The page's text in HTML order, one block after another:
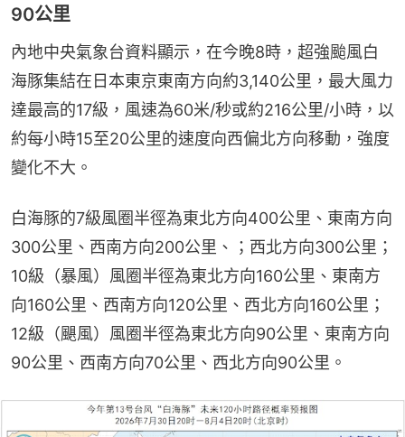
90公里
內地中央氣象台資料顯示，在今晚8時，超強颱風白
海豚集結在日本東京東南方向約3,140公里，最大風力
達最高的17級，風速為60米/秒或約216公里/小時，以
約每小時15至20公里的速度向西偏北方向移動，強度
變化不大。
白海豚的7級風圈半徑為東北方向400公里、東南方向
300公里、西南方向200公里、；西北方向300公里；
10級（暴風）風圈半徑為東北方向160公里、東南方
向160公里、西南方向120公里、西北方向160公里；
12級（颶風）風圈半徑為東北方向90公里、東南方向
90公里、西南方向70公里、西北方向90公里。